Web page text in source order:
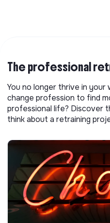
The professional
You no longer thrive in your
change profession to find
professional life? Discover
think about a retraining